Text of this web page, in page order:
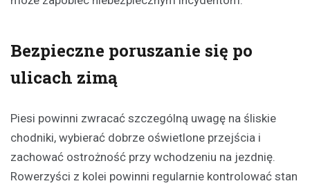
Bezpieczne poruszanie się po
ulicach zimą
Piesi powinni zwracać szczególną uwagę na śliskie
chodniki, wybierać dobrze oświetlone przejścia i
zachować ostrożność przy wchodzeniu na jezdnię.
Rowerzyści z kolei powinni regularnie kontrolować stan